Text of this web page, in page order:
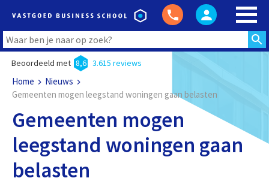
Beoordeeld met 8,6 3.615 reviews
Home
Nieuws
Gemeenten mogen leegstand woningen gaan belasten
Gemeenten mogen
leegstand woningen gaan
belasten